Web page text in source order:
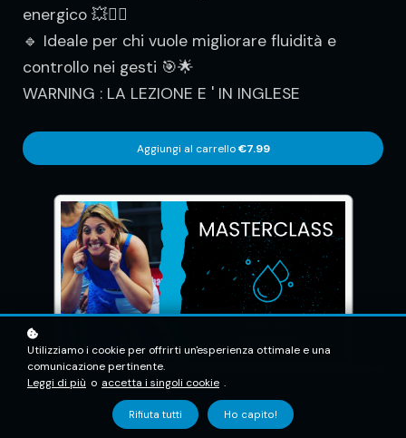
energico 💥🏃‍♀️
🔹 Ideale per chi vuole migliorare fluidità e
controllo nei gesti 🎯🌟
WARNING : LA LEZIONE E ' IN INGLESE
Aggiungi al carrello €7.99
Utilizziamo i cookie per offrirti un'esperienza ottimale e una
comunicazione pertinente.
Leggi di più o accetta i singoli cookie .
Rifiuta tutti Ho capito!